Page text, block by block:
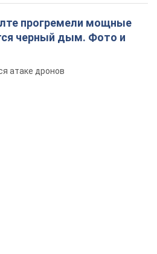
прогремели мощные
черный дым. Фото и
атаке дронов